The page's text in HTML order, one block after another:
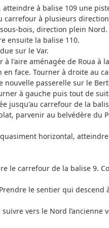
atteindre à balise 109 une
à plusieurs
bois, direction plein
ensuite la balise 110.
sur le Var.
l'aire aménagée de Roua à
face. Tourner à droite au
passerelle sur le
à gauche puis tout de
jusqu'au carrefour de la
parvenir au belvédère du
horizontal,
le carrefour de la balise 9.
le sentier qui descend
vers le Nord l’ancienne